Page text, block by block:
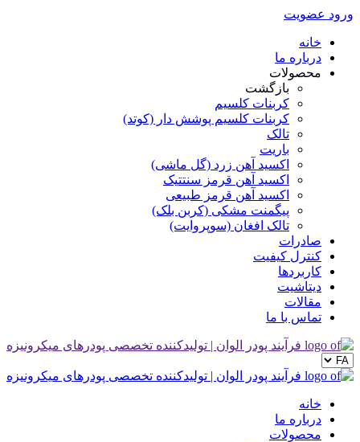
ورود عضویت
خانه
درباره ما
محصولات
بازگشت
کربنات کلسیم
کربنات کلسیم پوشش دار (کوتد)
تالک
باریت
اکسید آهن زرد (گل ماشی)
اکسید آهن قرمز سنتتیک
اکسید آهن قرمز طبیعی
پیگمنت مشکی (کربن بلک)
تالک افغان (سوپروایت)
صادرات
کنترل کیفیت
کاربردها
دیتاشیت
مقالات
تماس با ما
خانه
درباره ما
محصولات